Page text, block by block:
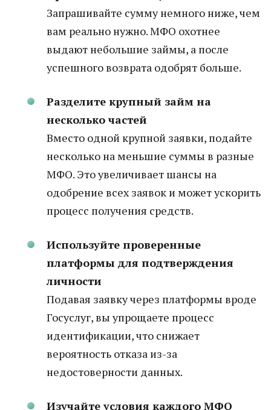
Запрашивайте сумму немного ниже, чем
вам реально нужно. МФО охотнее
выдают небольшие займы, а после
успешного возврата одобрят больше.
Разделите крупный займ на
несколько частей
Вместо одной крупной заявки, подайте
несколько на меньшие суммы в разные
МФО. Это увеличивает шансы на
одобрение всех заявок и может ускорить
процесс получения средств.
Используйте проверенные
платформы для подтверждения
личности
Подавая заявку через платформы вроде
Госуслуг, вы упрощаете процесс
идентификации, что снижает
вероятность отказа из-за
недостоверности данных.
Изучайте условия каждого МФО